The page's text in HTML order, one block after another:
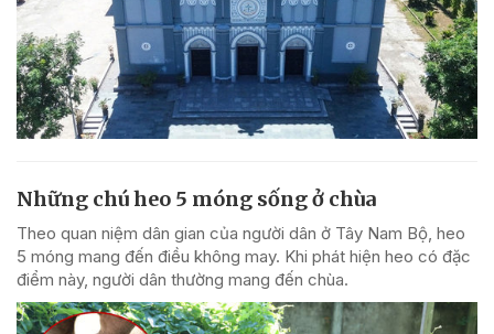
Những chú heo 5 móng sống ở chùa
Theo quan niệm dân gian của người dân ở Tây Nam Bộ, heo
5 móng mang đến điều không may. Khi phát hiện heo có đặc
điểm này, người dân thường mang đến chùa.